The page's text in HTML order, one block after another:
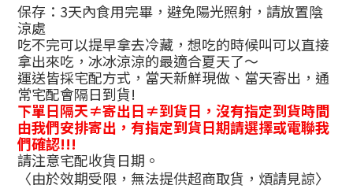
保存： 3天內食用完畢，避免陽光照射，請放置陰
涼處
吃不完可以提早拿去冷藏，想吃的時候叫可以直接
拿出來吃，冰冰涼涼的最適合夏天了～
運送皆採宅配方式，當天新鮮現做、當天寄出，通
常宅配會隔日到貨!
下單日隔天≠寄出日≠到貨日，沒有指定到貨時間
由我們安排寄出，有指定到貨日期請選擇或電聯我
們確認!!!
請注意宅配收貨日期。
〈由於效期受限，無法提供超商取貨，煩請見諒〉